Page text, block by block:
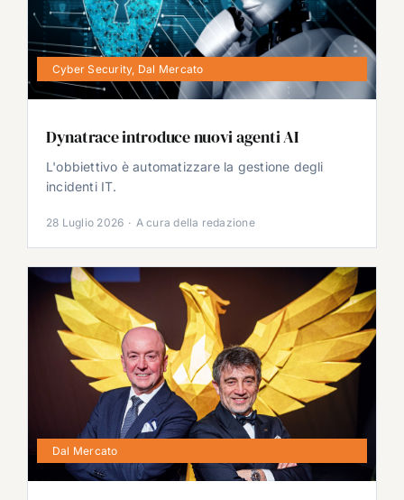
Cyber Security, Dal Mercato
Dynatrace introduce nuovi agenti AI
L'obbiettivo è automatizzare la gestione degli
incidenti IT.
28 Luglio 2026 · A cura della redazione
Dal Mercato